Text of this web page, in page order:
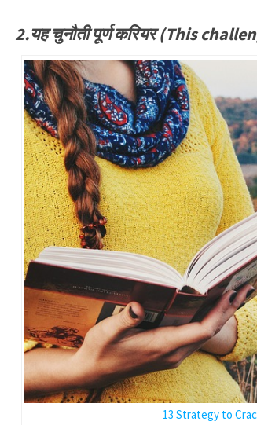
2.यह चुनौती पूर्ण करियर (This
13 Strategy to